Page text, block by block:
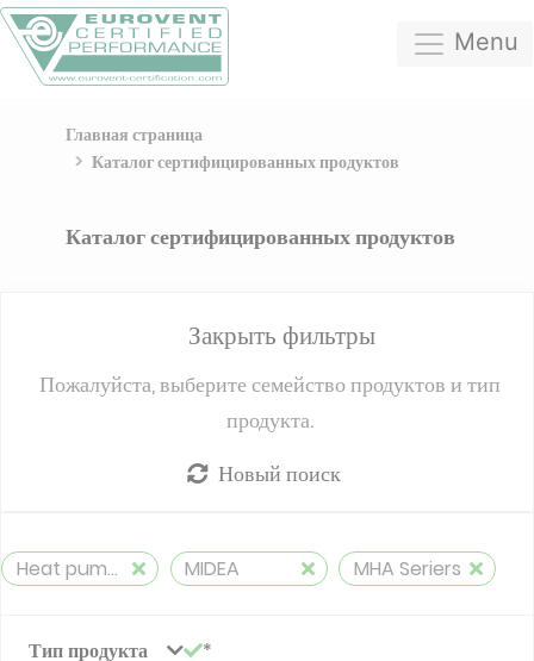
Menu
Главная страница
Каталог сертифицированных продуктов
Каталог сертифицированных продуктов
Закрыть фильтры
Пожалуйста, выберите семейство продуктов и тип
продукта.
Новый поиск
Heat pump, air-to-water, split, reversible MIDEA MHA Seriers
Тип продукта